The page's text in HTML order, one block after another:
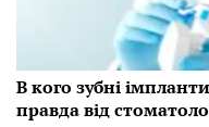
В кого зубні
правда від